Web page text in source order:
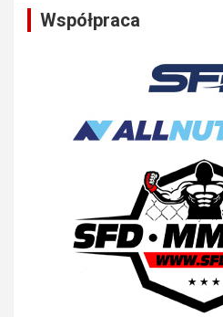
Współpraca